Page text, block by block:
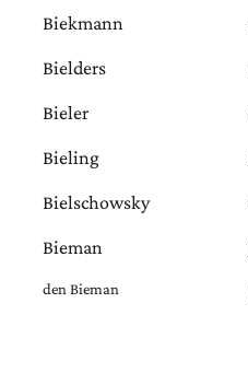
Biekmann
Bielders
Bieler
Bieling
Bielschowsky
Bieman
den Bieman